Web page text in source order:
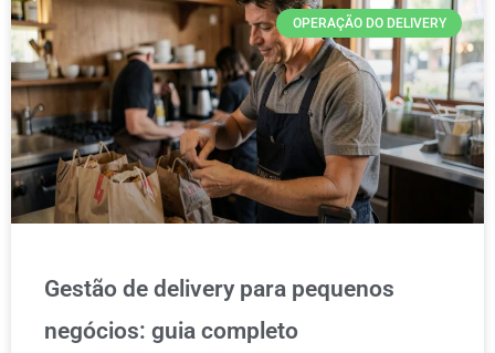
OPERAÇÃO DO DELIVERY
Gestão de delivery para pequenos
negócios: guia completo